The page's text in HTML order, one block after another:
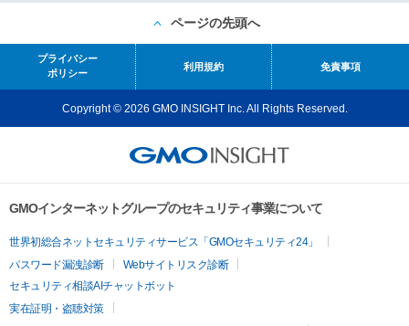
ページの先頭へ
プライバシー
ポリシー
利用規約 免責事項
Copyright © 2026 GMO INSIGHT Inc. All Rights Reserved.
GMOインターネットグループのセキュリティ事業について
世界初総合ネットセキュリティサービス「GMOセキュリティ24」
パスワード漏洩診断
Webサイトリスク診断
セキュリティ相談AIチャットボット
実在証明・盗聴対策